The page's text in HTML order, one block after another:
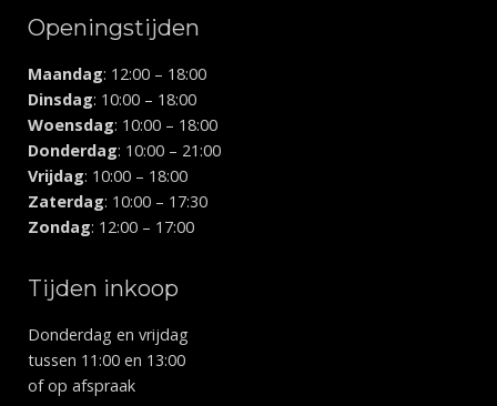
Openingstijden
Maandag: 12:00 – 18:00
Dinsdag: 10:00 – 18:00
Woensdag: 10:00 – 18:00
Donderdag: 10:00 – 21:00
Vrijdag: 10:00 – 18:00
Zaterdag: 10:00 – 17:30
Zondag: 12:00 – 17:00
Tijden inkoop
Donderdag en vrijdag
tussen 11:00 en 13:00
of op afspraak